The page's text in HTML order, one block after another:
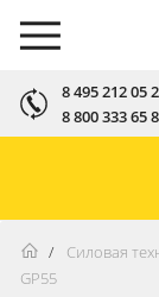
8 495 212 05
8 800 333 65
Силовая
GP55